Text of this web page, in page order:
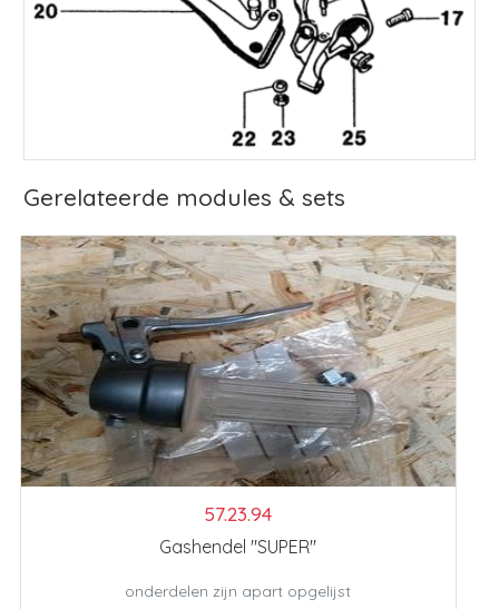
Gerelateerde modules & sets
57.23.94
Gashendel "SUPER"
onderdelen zijn apart opgelijst